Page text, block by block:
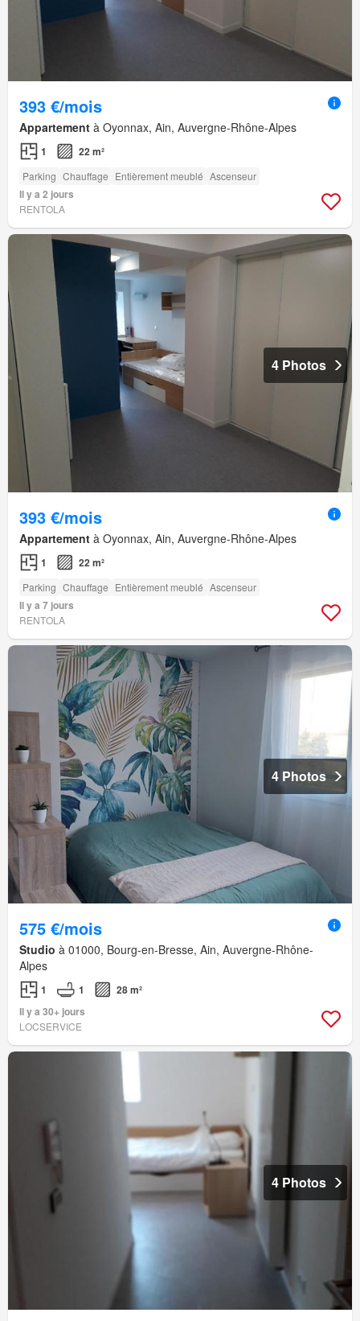
393 €/mois
Appartement à Oyonnax, Ain, Auvergne-Rhône-Alpes
1 22 m²
Parking Chauffage Entièrement meublé Ascenseur
Il y a 2 jours
RENTOLA
4 Photos
393 €/mois
Appartement à Oyonnax, Ain, Auvergne-Rhône-Alpes
1 22 m²
Parking Chauffage Entièrement meublé Ascenseur
Il y a 7 jours
RENTOLA
4 Photos
575 €/mois
Studio à 01000, Bourg-en-Bresse, Ain, Auvergne-Rhône-
Alpes
1 1
28 m²
Il y a 30+ jours
LOCSERVICE
4 Photos